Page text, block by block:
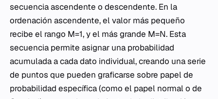
secuencia ascendente o descendente. En la
ordenación ascendente, el valor más pequeño
recibe el rango M=1, y el más grande M=N. Esta
secuencia permite asignar una probabilidad
acumulada a cada dato individual, creando una serie
de puntos que pueden graficarse sobre papel de
probabilidad específica (como el papel normal o de